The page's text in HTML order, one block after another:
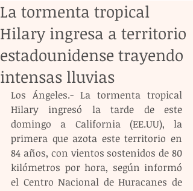
La tormenta tropical
Hilary ingresa a territorio
estadounidense trayendo
intensas lluvias
Los Ángeles.- La tormenta tropical
Hilary ingresó la tarde de este
domingo a California (EE.UU), la
primera que azota este territorio en
84 años, con vientos sostenidos de 80
kilómetros por hora, según informó
el Centro Nacional de Huracanes de